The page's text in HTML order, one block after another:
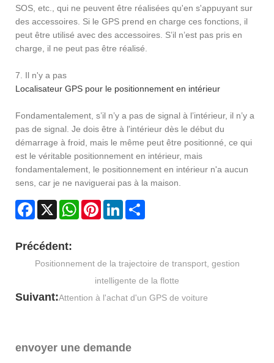
SOS, etc., qui ne peuvent être réalisées qu'en s'appuyant sur
des accessoires. Si le GPS prend en charge ces fonctions, il
peut être utilisé avec des accessoires. S’il n’est pas pris en
charge, il ne peut pas être réalisé.
7. Il n'y a pas
Localisateur GPS pour le positionnement en intérieur
Fondamentalement, s’il n’y a pas de signal à l’intérieur, il n’y a
pas de signal. Je dois être à l'intérieur dès le début du
démarrage à froid, mais le même peut être positionné, ce qui
est le véritable positionnement en intérieur, mais
fondamentalement, le positionnement en intérieur n'a aucun
sens, car je ne naviguerai pas à la maison.
Facebook
X WhatsAppPinterestLinkedIn
Précédent:
Positionnement de la trajectoire de transport, gestion
intelligente de la flotte
Suivant:Attention à l'achat d'un GPS de voiture
envoyer une demande